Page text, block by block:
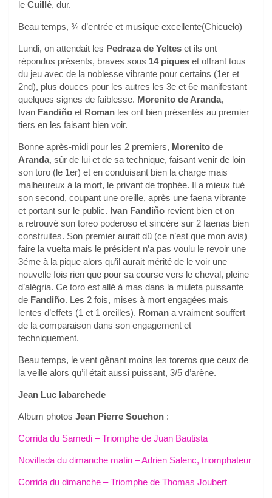
le Cuillé, dur.
Beau temps, ¾ d’entrée et musique excellente(Chicuelo)
Lundi, on attendait les Pedraza de Yeltes et ils ont
répondus présents, braves sous 14 piques et offrant tous
du jeu avec de la noblesse vibrante pour certains (1er et
2nd), plus douces pour les autres les 3e et 6e manifestant
quelques signes de faiblesse. Morenito de Aranda,
Ivan Fandiño et Roman les ont bien présentés au premier
tiers en les faisant bien voir.
Bonne après-midi pour les 2 premiers, Morenito de
Aranda, sûr de lui et de sa technique, faisant venir de loin
son toro (le 1er) et en conduisant bien la charge mais
malheureux à la mort, le privant de trophée. Il a mieux tué
son second, coupant une oreille, après une faena vibrante
et portant sur le public. Ivan Fandiño revient bien et on
a retrouvé son toreo poderoso et sincère sur 2 faenas bien
construites. Son premier aurait dû (ce n’est que mon avis)
faire la vuelta mais le président n’a pas voulu le revoir une
3éme à la pique alors qu’il aurait mérité de le voir une
nouvelle fois rien que pour sa course vers le cheval, pleine
d’alégria. Ce toro est allé à mas dans la muleta puissante
de Fandiño. Les 2 fois, mises à mort engagées mais
lentes d’effets (1 et 1 oreilles). Roman a vraiment souffert
de la comparaison dans son engagement et
techniquement.
Beau temps, le vent gênant moins les toreros que ceux de
la veille alors qu’il était aussi puissant, 3/5 d’arène.
Jean Luc labarchede
Album photos Jean Pierre Souchon :
Corrida du Samedi – Triomphe de Juan Bautista
Novillada du dimanche matin – Adrien Salenc, triomphateur
Corrida du dimanche – Triomphe de Thomas Joubert